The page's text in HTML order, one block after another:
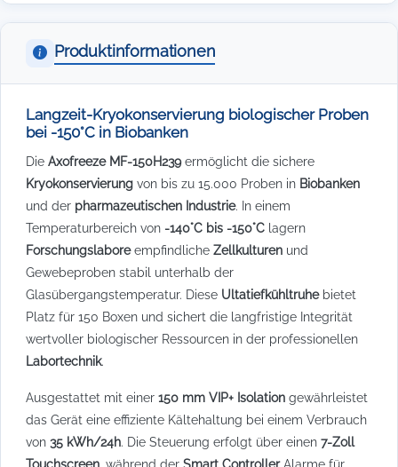
Produktinformationen
Langzeit-Kryokonservierung biologischer Proben
bei -150°C in Biobanken
Die Axofreeze MF-150H239ermöglicht die sichere
Kryokonservierung von bis zu 15.000 Proben in Biobanken
und der pharmazeutischen Industrie. In einem
Temperaturbereich von -140°C bis -150°C lagern
Forschungslaboreempfindliche Zellkulturen und
Gewebeproben stabil unterhalb der
Glasübergangstemperatur. Diese Ultatiefkühltruhebietet
Platz für 150 Boxen und sichert die langfristige Integrität
wertvoller biologischer Ressourcen in der professionellen
Labortechnik.
Ausgestattet mit einer 150 mm VIP+ Isolation gewährleistet
das Gerät eine effiziente Kältehaltung bei einem Verbrauch
von 35 kWh/24h. Die Steuerung erfolgt über einen 7-Zoll
Touchscreen , während der Smart ControllerAlarme für